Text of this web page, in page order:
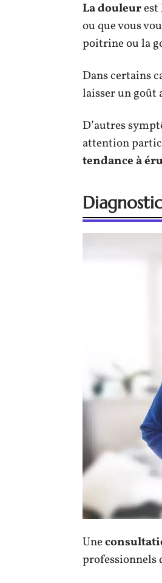
La douleurest
ou que vous
poitrine ou la
Dans certains
laisser un goût
D’autres
attention
tendance à
Diagnostic
Une
professionnels